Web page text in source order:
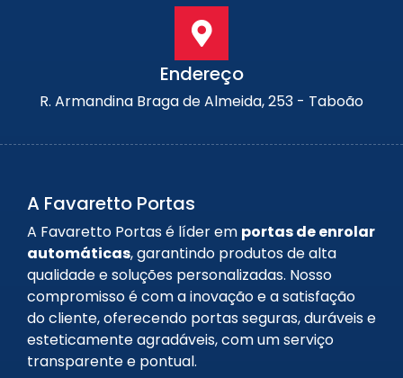
Endereço
R. Armandina Braga de Almeida, 253 - Taboão
A Favaretto Portas
A Favaretto Portas é líder em portas de enrolar
automáticas, garantindo produtos de alta
qualidade e soluções personalizadas. Nosso
compromisso é com a inovação e a satisfação
do cliente, oferecendo portas seguras, duráveis e
esteticamente agradáveis, com um serviço
transparente e pontual.